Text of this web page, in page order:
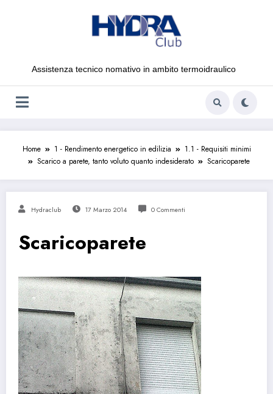
Assistenza tecnico nomativo in ambito termoidraulico
Home 1 - Rendimento energetico in edilizia
1.1 - Requisiti minimi
Scarico a parete, tanto voluto quanto indesiderato
Scaricoparete
Hydraclub 17 Marzo 2014 0 Commenti
Scaricoparete